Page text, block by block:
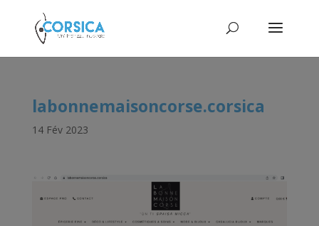
labonnemaisoncorse.corsica
14 Fév 2023